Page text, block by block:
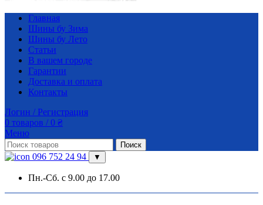
Главная
Шины бу Зима
Шины бу Лето
Статьи
В вашем городе
Гарантии
Доставка и оплата
Контакты
Логин / Регистрация
0 товаров / 0 ₴
Меню
Поиск
096 752 24 94 ▼
Пн.-Сб. с 9.00 до 17.00